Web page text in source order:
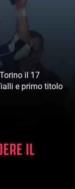
il 17
e primo titolo
IL